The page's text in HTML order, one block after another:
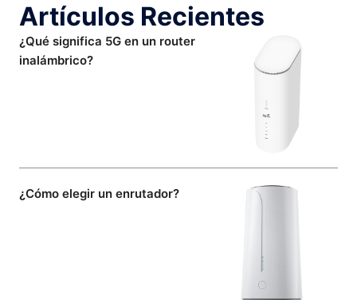
Artículos Recientes
¿Qué significa 5G en un router
inalámbrico?
¿Cómo elegir un enrutador?